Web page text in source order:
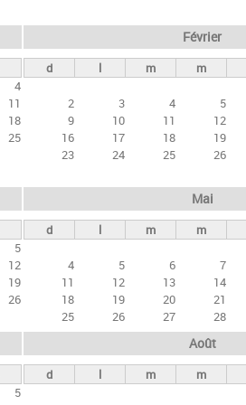
4
11
18
25
Février
d l m m
2
3 4 5
9
10 11 12
16
17 18 19
23
24 25 26
5
12
19
26
Mai
d l m m
4
5 6 7
11
12 13 14
18
19 20 21
25
26 27 28
5
Août
d l m m